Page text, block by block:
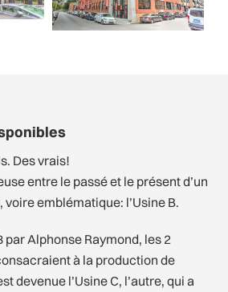
Des vrais!
entre le passé et le présent d’un
emblématique: l’Usine B.
Alphonse Raymond, les 2
à la production de
devenue l’Usine C, l’autre, qui a